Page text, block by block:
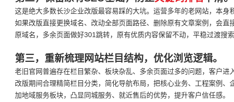
这是绝大多数长沙企业改版最容易踩的大坑。运营多年的老网站，本身
如果改版直接更换域名、改动全部页面路径、删除原有文章案例，会
原域名，多余页面做好301跳转，原有优质内容保留不动，平稳过渡搜
第三，重新梳理网站栏目结构，优化浏览逻辑。
老旧官网普遍存在栏目繁杂、板块杂乱、多余页面过多的问题，客户进
改版期间合理精简栏目分类，简化导航布局，把核心业务、工程案例
加地域服务板块，凸显同城服务、就近售后的优势，提升客户信任感。